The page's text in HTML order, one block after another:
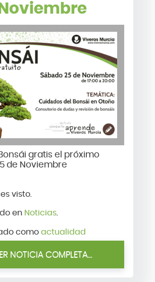
Noviembre
gratis el próximo
de Noviembre
visto.
en Noticias.
como actualidad
NOTICIA COMPLETA...